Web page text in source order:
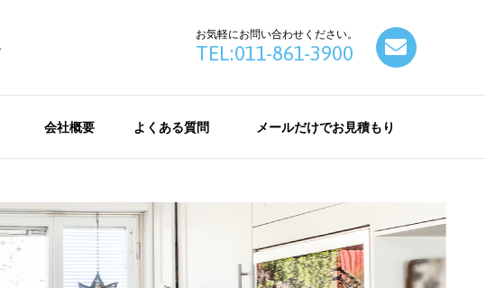
お気軽にお問い合わせください。
TEL:011-861-3900
会社概要 よくある質問 メールだけでお見積もり